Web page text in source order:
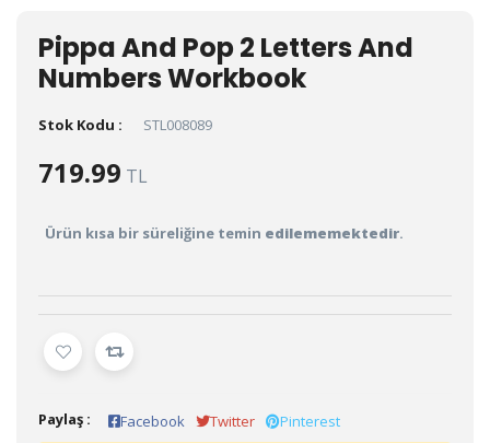
Pippa And Pop 2 Letters And
Numbers Workbook
Stok Kodu : STL008089
719.99 TL
Ürün kısa bir süreliğine temin edilememektedir.
Paylaş : Facebook Twitter Pinterest